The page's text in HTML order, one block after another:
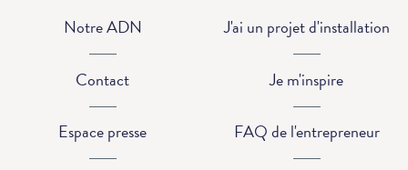
Notre ADN
Contact
Espace presse
J'ai un projet d'installation
Je m'inspire
FAQ de l'entrepreneur